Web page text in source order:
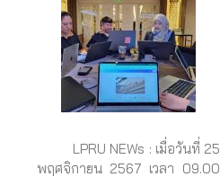
LPRU NEWs : เมื่อวันที่ 25
พฤศจิกายน 2567 เวลา 09.00